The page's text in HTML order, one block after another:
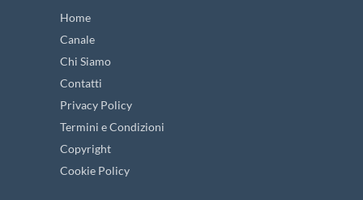
Home
Canale
Chi Siamo
Contatti
Privacy Policy
Termini e Condizioni
Copyright
Cookie Policy